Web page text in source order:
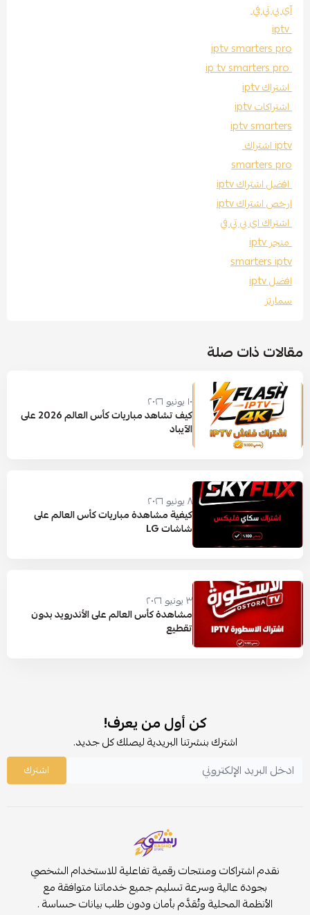
آي بي تي في
iptv
iptv smarters pro
ip tv smarters pro
اشتراك iptv
اشتراكات iptv
iptv smarters
iptv اشتراك
smarters pro
افضل اشتراك iptv
ارخص اشتراك iptv
اشتراك اي بي تي في
متجر iptv
smarters iptv
افضل iptv
سمارتز
مقالات ذات صلة
١٠ يونيو ٢٠٢٦
كيف تشاهد مباريات كأس العالم 2026 على
الآيباد
٨ يونيو ٢٠٢٦
كيفية مشاهدة مباريات كأس العالم على
شاشات LG
٣ يونيو ٢٠٢٦
مشاهدة كأس العالم على الأندرويد بدون
تقطيع
كن أول من يعرف!
اشترك بنشرتنا البريدية ليصلك كل جديد.
اشترك
نقدم اشتراكات ومنتجات رقمية تفاعلية للاستخدام الشخصي
بجودة عالية وسرعة تسليم جميع خدماتنا متوافقة مع
الأنظمة المحلية وتُقدَّم بأمان ودون طلب بيانات حساسة .